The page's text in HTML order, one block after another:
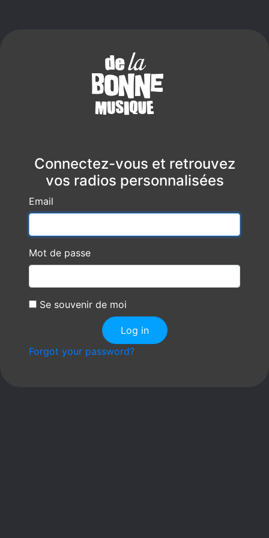
Connectez-vous et retrouvez
vos radios personnalisées
Email
Mot de passe
Se souvenir de moi
Forgot your password?